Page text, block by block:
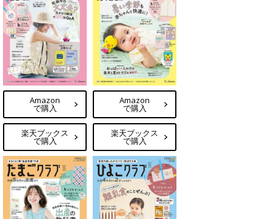
Amazon
で購入
楽天ブックス
で購入
Amazon
で購入
楽天ブックス
で購入